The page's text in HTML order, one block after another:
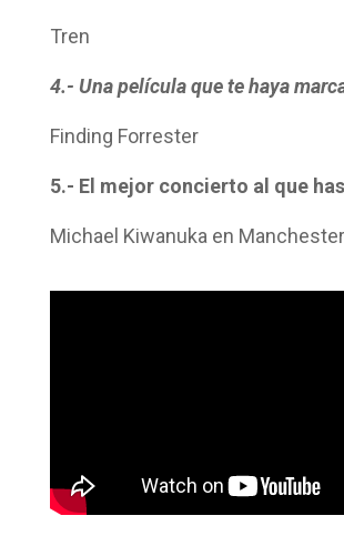
Tren
4.- Una película que te haya
Finding Forrester
5.- El mejor concierto al que
Michael Kiwanuka en Manchester